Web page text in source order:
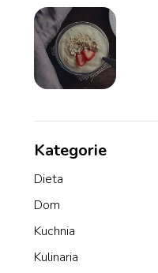
Kategorie
Dieta
Dom
Kuchnia
Kulinaria